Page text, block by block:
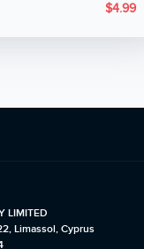
$4.99
LIMITED
Limassol, Cyprus